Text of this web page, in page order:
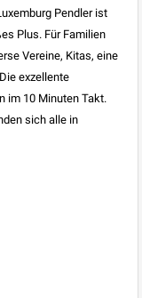
Pendler ist
Plus. Für Familien
Vereine, Kitas, eine
exzellente
im 10 Minuten Takt.
sich alle in